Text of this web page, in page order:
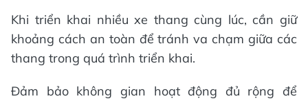
Khi triển khai nhiều xe thang cùng lúc, cần giữ
khoảng cách an toàn để tránh va chạm giữa các
thang trong quá trình triển khai.
Đảm bảo không gian hoạt động đủ rộng để